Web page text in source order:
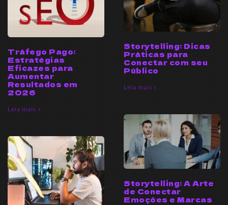
Tráfego Pago:
Estratégias
Eficazes para
Aumentar
Resultados em
2026
Leia mais »
Storytelling: Dicas
Práticas para
Conectar com seu
Público
Leia mais »
Storytelling: A Arte
de Conectar
Emoções e Marcas